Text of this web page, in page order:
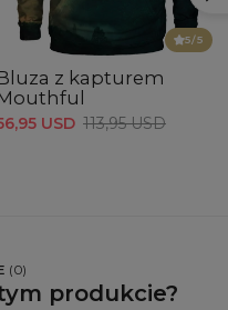
5/5
z kapturem
USD 113,95 USD
(0)
produkcie?